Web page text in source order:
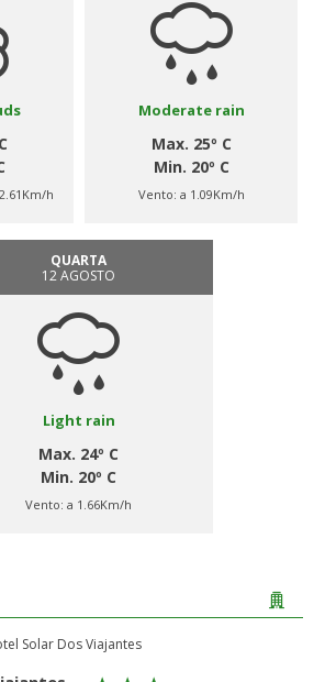
h
Moderate rain
Max. 25º C
Min. 20º C
Vento: a 1.09Km/h
QUARTA
12 AGOSTO
Light rain
Max. 24º C
Min. 20º C
Vento:a 1.66Km/h